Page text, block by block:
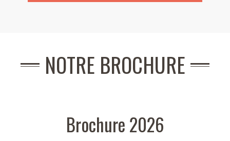
NOTRE BROCHURE
Brochure 2026